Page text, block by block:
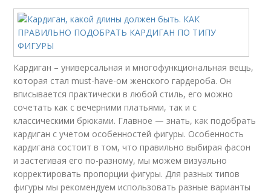
Кардиган – универсальная и многофункциональная вещь,
которая стал must-have-ом женского гардероба. Он
вписывается практически в любой стиль, его можно
сочетать как с вечерними платьями, так и с
классическими брюками. Главное — знать, как подобрать
кардиган с учетом особенностей фигуры. Особенность
кардигана состоит в том, что правильно выбирая фасон
и застегивая его по-разному, мы можем визуально
корректировать пропорции фигуры. Для разных типов
фигуры мы рекомендуем использовать разные варианты